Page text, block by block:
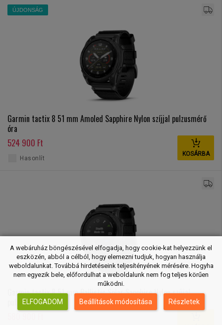
ÚJDONSÁG
Garmin tactix 8 51 mm Amoled Sapphire Nylon szíjjal pulzusmérő
óra
524 900 Ft
KOSÁRBA
Hasonlít
Garmin tactix 8 51 mm Ballistic Solar Sapphire Nylon szíjjal
pulzusmérő óra
A webáruház böngészésével elfogadja, hogy cookie-kat helyezzünk el
eszközén, abból a célból, hogy elemezni tudjuk, hogyan használja
weboldalunkat. Továbbá hirdetéseink teljesítényének mérésére. Hogyha
nem egyezik bele, előfordulhat a weboldalunk nem fog teljes körűen
működni.
ELFOGADOM Beállítások módosítása Részletek